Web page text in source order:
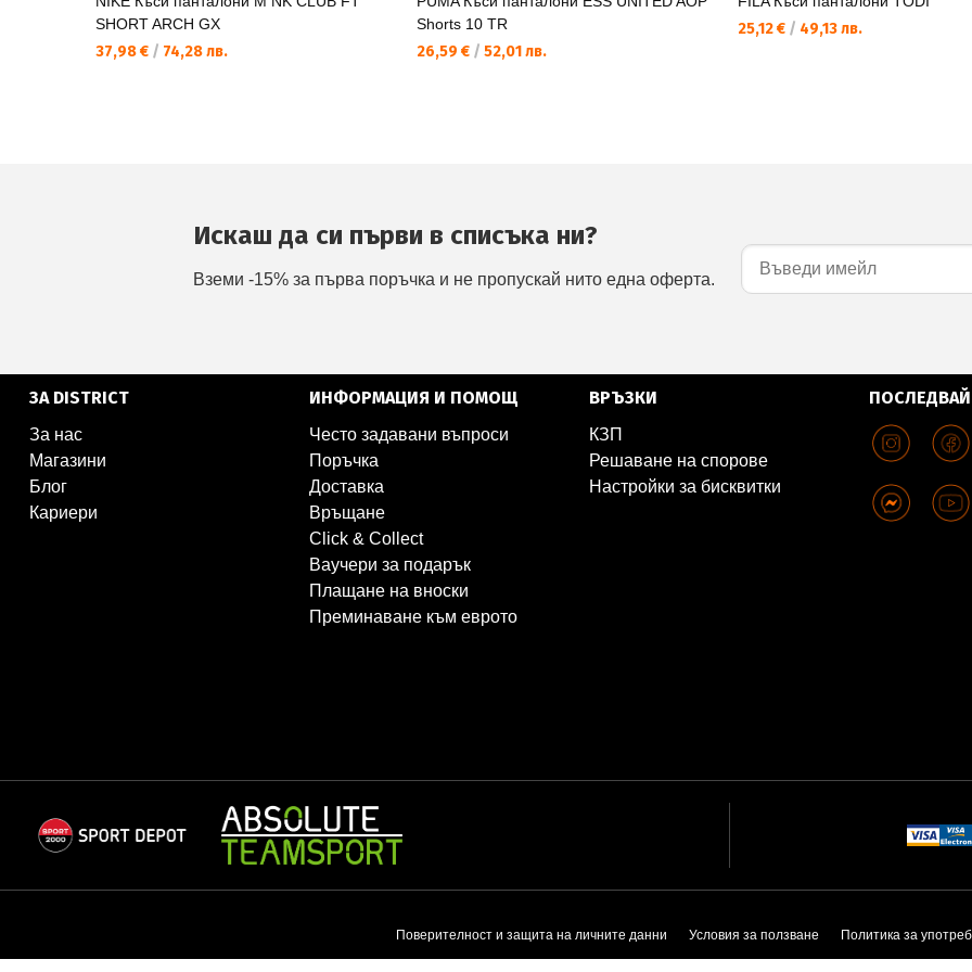
SHORT ARCH GX
37,98 € / 74,28 лв.
Shorts 10 TR
26,59 € / 52,01 лв.
25,12 € / 49,13 лв.
Искаш да си първи в списъка ни?
Вземи -15% за първа поръчка и не пропускай нито една оферта.
ЗА DISTRICT
За нас
Магазини
Блог
Кариери
ИНФОРМАЦИЯ И ПОМОЩ
Често задавани въпроси
Поръчка
Доставка
Връщане
Click & Collect
Ваучери за подарък
Плащане на вноски
Преминаване към еврото
ВРЪЗКИ
КЗП
Решаване на спорове
Настройки за бисквитки
Поверителност и защита на личните данни Условия за ползване Политика за